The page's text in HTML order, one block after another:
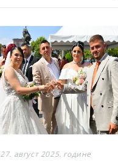
27. август 2025. године